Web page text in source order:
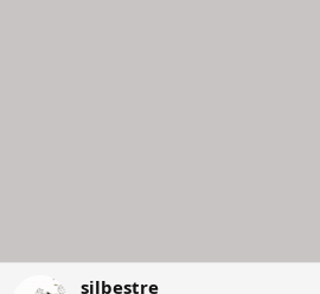
silbestre